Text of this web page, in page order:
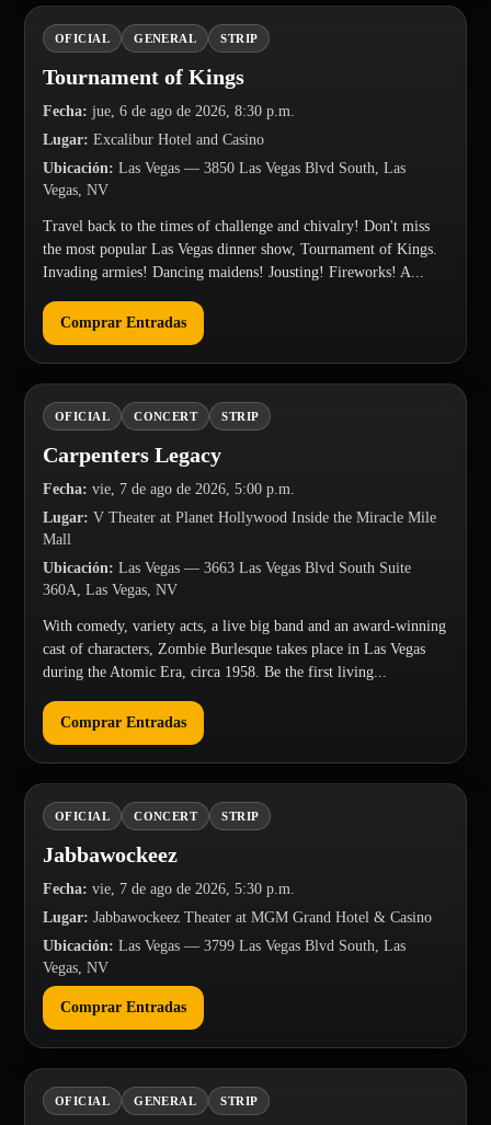
OFICIAL GENERAL STRIP
Tournament of Kings
Fecha: jue, 6 de ago de 2026, 8:30 p.m.
Lugar: Excalibur Hotel and Casino
Ubicación: Las Vegas — 3850 Las Vegas Blvd South, Las
Vegas, NV
Travel back to the times of challenge and chivalry! Don't miss
the most popular Las Vegas dinner show, Tournament of Kings.
Invading armies! Dancing maidens! Jousting! Fireworks! A...
Comprar Entradas
OFICIAL CONCERT STRIP
Carpenters Legacy
Fecha: vie, 7 de ago de 2026, 5:00 p.m.
Lugar: V Theater at Planet Hollywood Inside the Miracle Mile
Mall
Ubicación: Las Vegas — 3663 Las Vegas Blvd South Suite
360A, Las Vegas, NV
With comedy, variety acts, a live big band and an award-winning
cast of characters, Zombie Burlesque takes place in Las Vegas
during the Atomic Era, circa 1958. Be the first living...
Comprar Entradas
OFICIAL CONCERT STRIP
Jabbawockeez
Fecha: vie, 7 de ago de 2026, 5:30 p.m.
Lugar: Jabbawockeez Theater at MGM Grand Hotel & Casino
Ubicación: Las Vegas — 3799 Las Vegas Blvd South, Las
Vegas, NV
Comprar Entradas
OFICIAL GENERAL STRIP